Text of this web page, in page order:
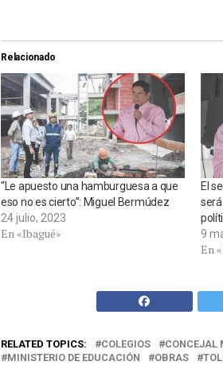
Relacionado
“Le apuesto una hamburguesa a que
eso no es cierto”: Miguel Bermúdez
24 julio, 2023
En «Ibagué»
El
9
En
RELATED TOPICS: COLEGIOS CONCEJAL
MINISTERIO DE EDUCACIÓN
OBRAS